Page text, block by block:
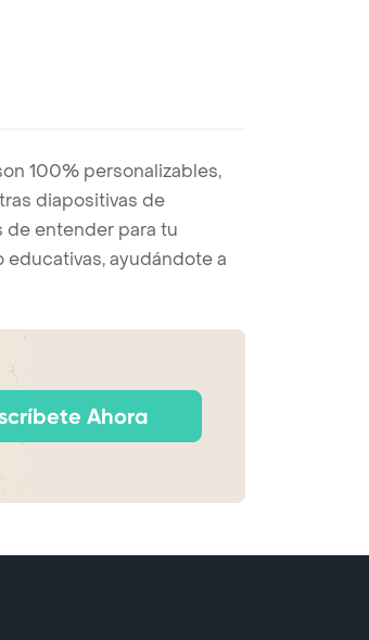
100% personalizables,
diapositivas de
de entender para tu
ayudándote a
Ahora